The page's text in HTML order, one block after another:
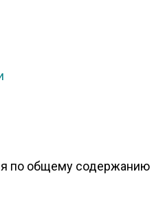
по общему содержанию